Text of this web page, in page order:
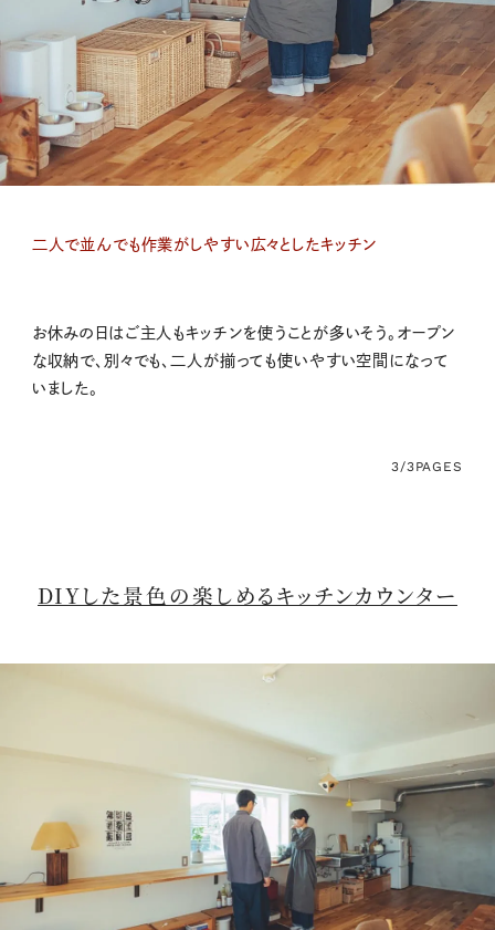
二人で並んでも作業がしやすい広々としたキッチン
お休みの日はご主人もキッチンを使うことが多いそう。オープン
な収納で、別々でも、二人が揃っても使いやすい空間になって
いました。
3/3PAGES
DIYした景色の楽しめるキッチンカウンター